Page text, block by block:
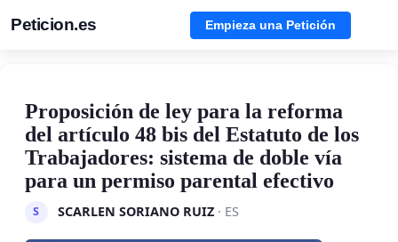
Peticion.es Empieza una Petición
Proposición de ley para la reforma
del artículo 48 bis del Estatuto de los
Trabajadores: sistema de doble vía
para un permiso parental efectivo
S SCARLEN SORIANO RUIZ· ES